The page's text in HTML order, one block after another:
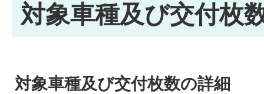
対象車種及び交付枚
対象車種及び交付枚数の詳細